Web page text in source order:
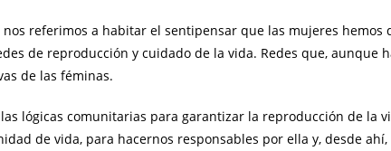
referimos a habitar el sentipensar que las mujeres hemos
de reproducción y cuidado de la vida. Redes que, aunque
de las féminas.
lógicas comunitarias para garantizar la reproducción de la
de vida, para hacernos responsables por ella y, desde